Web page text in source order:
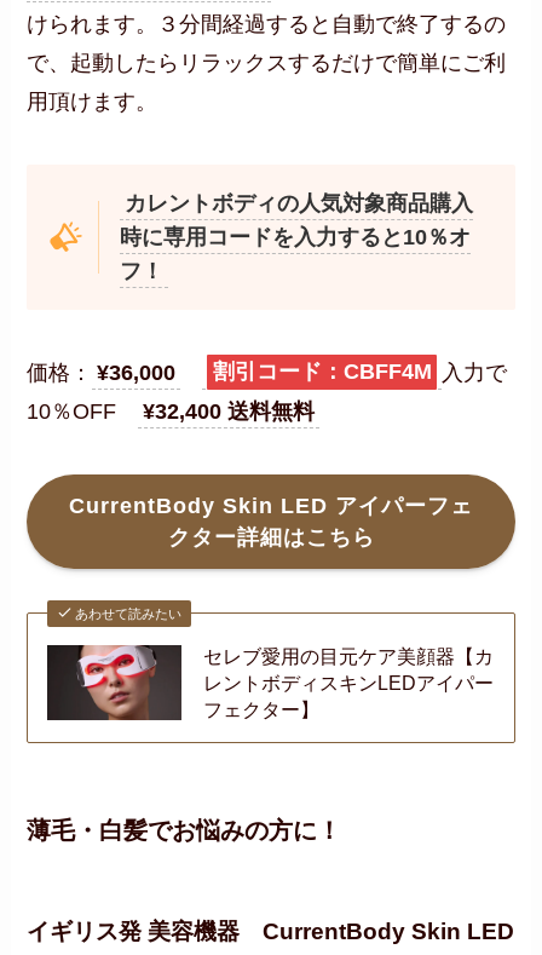
けられます。３分間経過すると自動で終了するの
で、起動したらリラックスするだけで簡単にご利
用頂けます。
カレントボディの人気対象商品購入
時に専用コードを入力すると10％オ
フ！
価格： ¥36,000 割引コード：CBFF4M
入力で
10％OFF
¥32,400 送料無料
CurrentBody Skin LED アイパーフェ
クター詳細はこちら
あわせて読みたい
セレブ愛用の目元ケア美顔器【カ
レントボディスキンLEDアイパー
フェクター】
薄毛・白髪でお悩みの方に！
イギリス発 美容機器 CurrentBody Skin LED